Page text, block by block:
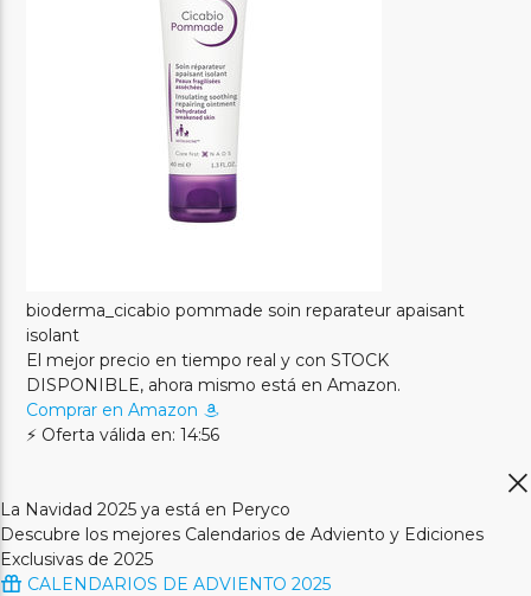
bioderma_cicabio pommade soin reparateur apaisant
isolant
El mejor precio en tiempo real y con STOCK
DISPONIBLE, ahora mismo está en Amazon.
Comprar en Amazon
⚡ Oferta válida en: 14:56
La Navidad 2025 ya está en Peryco
Descubre los mejores Calendarios de Adviento y Ediciones
Exclusivas de 2025
CALENDARIOS DE ADVIENTO 2025